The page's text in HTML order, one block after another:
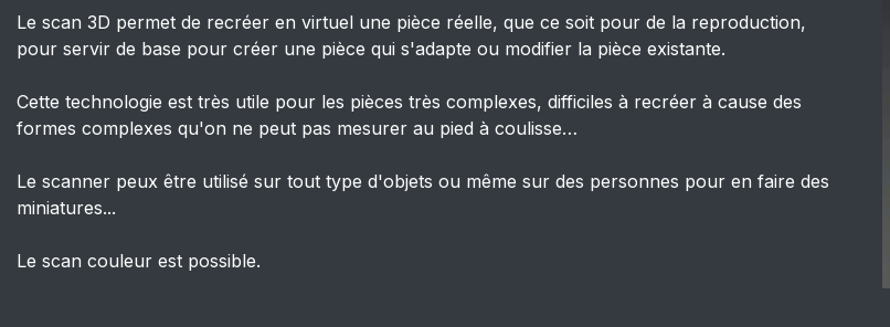
Le scan 3D permet de recréer en virtuel une pièce réelle, que ce soit pour de la reproduction,
pour servir de base pour créer une pièce qui s'adapte ou modifier la pièce existante.
Cette technologie est très utile pour les pièces très complexes, difficiles à recréer à cause des
formes complexes qu'on ne peut pas mesurer au pied à coulisse…
Le scanner peux être utilisé sur tout type d'objets ou même sur des personnes pour en faire des
miniatures...
Le scan couleur est possible.